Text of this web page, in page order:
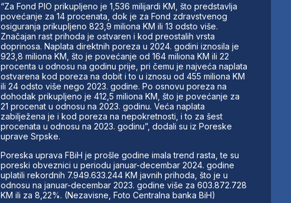
“Za Fond PIO prikupljeno je 1,536 milijardi KM, što predstavlja
povećanje za 14 procenata, dok je za Fond zdravstvenog
osiguranja prikupljeno 823,9 miliona KM ili 13 odsto više.
Značajan rast prihoda je ostvaren i kod preostalih vrsta
doprinosa. Naplata direktnih poreza u 2024. godini iznosila je
923,8 miliona KM, što je povećanje od 164 miliona KM ili 22
procenta u odnosu na godinu prije, pri čemu je najveća naplata
ostvarena kod poreza na dobit i to u iznosu od 455 miliona KM
ili 24 odsto više nego 2023. godine. Po osnovu poreza na
dohodak prikupljeno je 412,5 miliona KM, što je povećanje za
21 procenat u odnosu na 2023. godinu. Veća naplata
zabilježena je i kod poreza na nepokretnosti, i to za šest
procenata u odnosu na 2023. godinu”, dodali su iz Poreske
uprave Srpske.
Poreska uprava FBiH je prošle godine imala trend rasta, te su
poreski obveznici u periodu januar-decembar 2024. godine
uplatili rekordnih 7.949.633.244 KM javnih prihoda, što je u
odnosu na januar-decembar 2023. godine više za 603.872.728
KM ili za 8,22%. (Nezavisne, Foto Centralna banka BiH)